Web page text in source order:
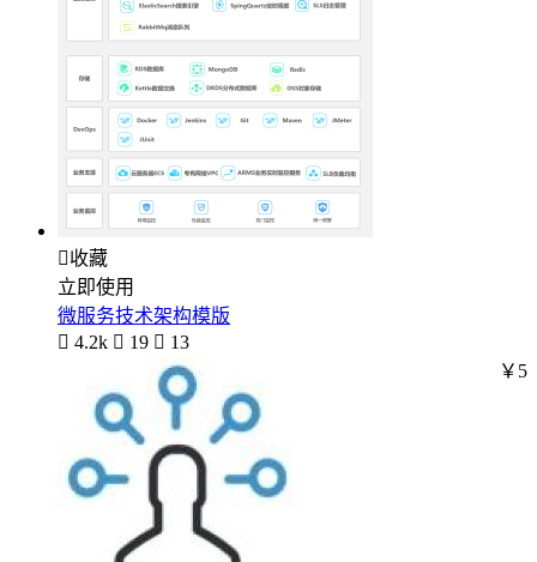
收藏
立即使用
微服务技术架构模版
 4.2k  19  13
￥5